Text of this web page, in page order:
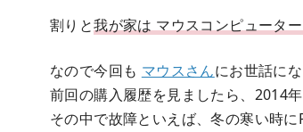
割りと我が家は マウスコンピュータ
なので今回も マウスさんにお世話にな
前回の購入履歴を見ましたら、2014
その中で故障といえば、冬の寒い時